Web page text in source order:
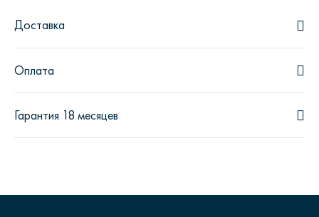
Доставка
Оплата
Гарантия 18 месяцев